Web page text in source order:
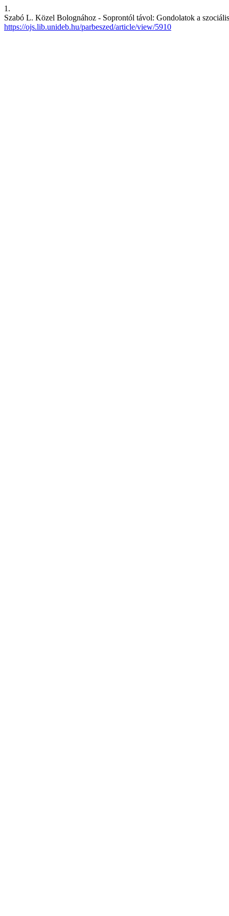
1.
Szabó L. Közel Bolognához - Soprontól távol: Gondolatok a
https://ojs.lib.unideb.hu/parbeszed/article/view/5910